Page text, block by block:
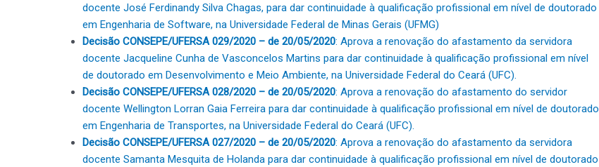
docente José Ferdinandy Silva Chagas, para dar continuidade à qualificação profissional em nível de doutorado
em Engenharia de Software, na Universidade Federal de Minas Gerais (UFMG)
Decisão CONSEPE/UFERSA 029/2020 – de 20/05/2020: Aprova a renovação do afastamento da servidora
docente Jacqueline Cunha de Vasconcelos Martins para dar continuidade à qualificação profissional em nível
de doutorado em Desenvolvimento e Meio Ambiente, na Universidade Federal do Ceará (UFC).
Decisão CONSEPE/UFERSA 028/2020 – de 20/05/2020: Aprova a renovação do afastamento do servidor
docente Wellington Lorran Gaia Ferreira para dar continuidade à qualificação profissional em nível de doutorado
em Engenharia de Transportes, na Universidade Federal do Ceará (UFC).
Decisão CONSEPE/UFERSA 027/2020 – de 20/05/2020: Aprova a renovação do afastamento da servidora
docente Samanta Mesquita de Holanda para dar continuidade à qualificação profissional em nível de doutorado